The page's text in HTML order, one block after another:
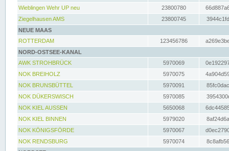
Wieblingen Wehr UP neu
23800780
Ziegelhausen AMS
23800745
NEUE MAAS
ROTTERDAM
123456786
NORD-OSTSEE-KANAL
AWK STROHBRÜCK
5970069
NOK BREIHOLZ
5970075
NOK BRUNSBÜTTEL
5970091
NOK DÜKERSWISCH
5970085
NOK KIEL AUSSEN
5650068
NOK KIEL BINNEN
5979020
NOK KÖNIGSFÖRDE
5970067
NOK RENDSBURG
5970074